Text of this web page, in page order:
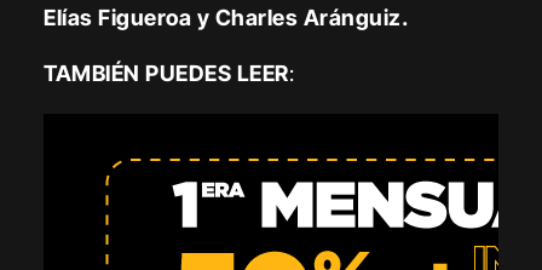
Elías Figueroa y Charles Aránguiz.
TAMBIÉN PUEDES LEER: